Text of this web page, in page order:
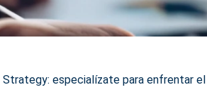
especialízate para enfrentar